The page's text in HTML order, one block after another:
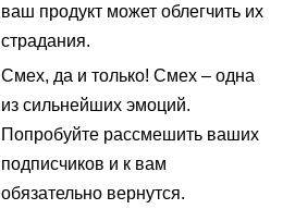
ваш продукт может облегчить их
страдания.
Смех, да и только! Смех – одна
из сильнейших эмоций.
Попробуйте рассмешить ваших
подписчиков и к вам
обязательно вернутся.